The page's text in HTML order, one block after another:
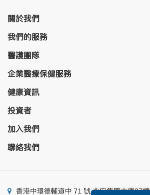
關於我們
我們的服務
醫護團隊
企業醫療保健服務
健康資訊
投資者
加入我們
聯絡我們
香港中環德輔道中 71 號 永安集團大廈27樓